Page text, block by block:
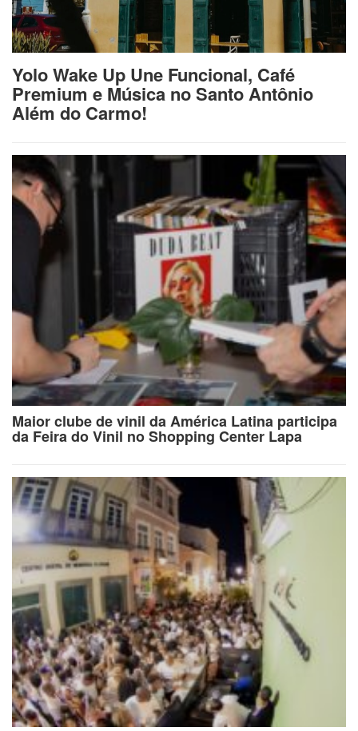
Yolo Wake Up Une Funcional, Café
Premium e Música no Santo Antônio
Além do Carmo!
Maior clube de vinil da América Latina participa
da Feira do Vinil no Shopping Center Lapa